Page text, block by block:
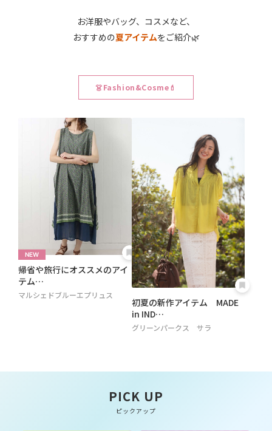
お洋服やバッグ、コスメなど、
おすすめの夏アイテムをご紹介🌿
👗Fashion&Cosme💄
帰省や旅行にオススメのアイ
テム…
マルシェドブルーエプリュス
初夏の新作アイテム MADE
in IND…
グリーンパークス サラ
PICK UP
ピックアップ